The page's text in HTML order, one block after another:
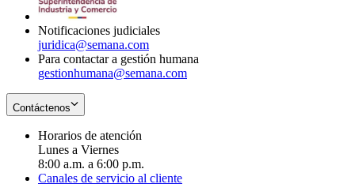
Notificaciones judiciales
juridica@semana.com
Para contactar a gestión humana
gestionhumana@semana.com
Contáctenos
Horarios de atención
Lunes a Viernes
8:00 a.m. a 6:00 p.m.
Canales de servicio al cliente